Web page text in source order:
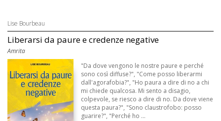
Lise Bourbeau
Liberarsi da paure e credenze negative
Amrita
"Da dove vengono le nostre paure e perché
sono così diffuse?", "Come posso liberarmi
dall'agorafobia?", "Ho paura a dire di no a chi
mi chiede qualcosa. Mi sento a disagio,
colpevole, se riesco a dire di no. Da dove viene
questa paura?", "Sono claustrofobo: posso
guarire?", "Perché ho ...